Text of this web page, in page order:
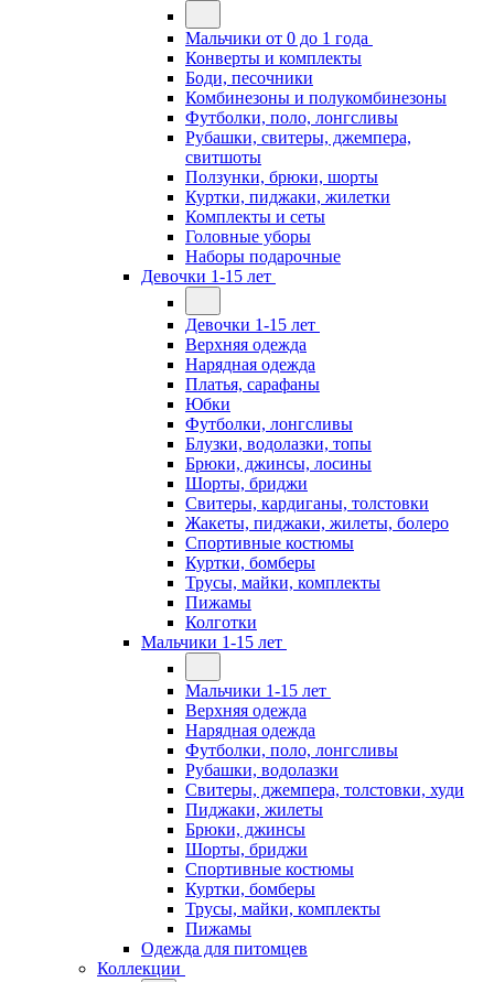
Мальчики от 0 до 1 года
Конверты и комплекты
Боди, песочники
Комбинезоны и полукомбинезоны
Футболки, поло, лонгсливы
Рубашки, свитеры, джемпера,
свитшоты
Ползунки, брюки, шорты
Куртки, пиджаки, жилетки
Комплекты и сеты
Головные уборы
Наборы подарочные
Девочки 1-15 лет
Девочки 1-15 лет
Верхняя одежда
Нарядная одежда
Платья, сарафаны
Юбки
Футболки, лонгсливы
Блузки, водолазки, топы
Брюки, джинсы, лосины
Шорты, бриджи
Свитеры, кардиганы, толстовки
Жакеты, пиджаки, жилеты, болеро
Спортивные костюмы
Куртки, бомберы
Трусы, майки, комплекты
Пижамы
Колготки
Мальчики 1-15 лет
Мальчики 1-15 лет
Верхняя одежда
Нарядная одежда
Футболки, поло, лонгсливы
Рубашки, водолазки
Свитеры, джемпера, толстовки, худи
Пиджаки, жилеты
Брюки, джинсы
Шорты, бриджи
Спортивные костюмы
Куртки, бомберы
Трусы, майки, комплекты
Пижамы
Одежда для питомцев
Коллекции